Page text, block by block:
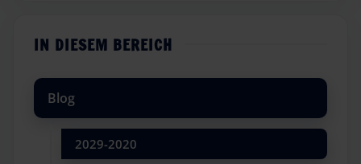
IN DIESEM BEREICH
Blog
2029-2020